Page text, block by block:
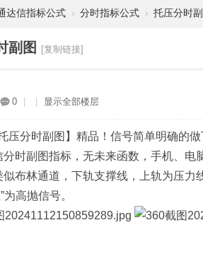
达信指标公式 › 分时指标公式 › 托压分时
副图 [复制链接]
0 显示全部楼层
压分时副图】精品！信号简单明确的
分时副图指标，无未来函数，手机、电
似布林通道，下轨支撑线，上轨为压力
为高抛信号。